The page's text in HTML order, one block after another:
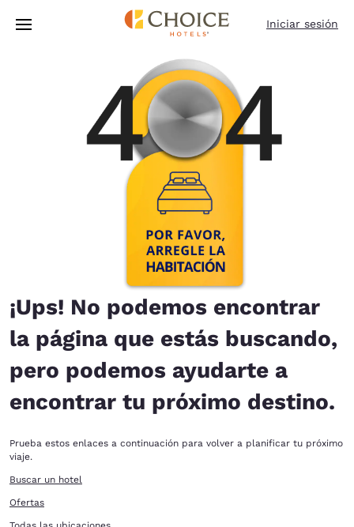
Pasar A Contenido Principal
Iniciar sesión
¡Ups! No podemos encontrar
la página que estás buscando,
pero podemos ayudarte a
encontrar tu próximo destino.
Prueba estos enlaces a continuación para volver a planificar tu próximo
viaje.
Buscar un hotel
Ofertas